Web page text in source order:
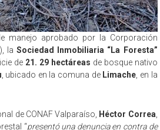
manejo aprobado por la Corporación
laSociedad Inmobiliaria “La Foresta”
de 21. 29 hectáreas de bosque nativo
, ubicado en la comuna de Limache , en la
de CONAF Valparaíso, Héctor Correa
“presentó una denuncia en contra de